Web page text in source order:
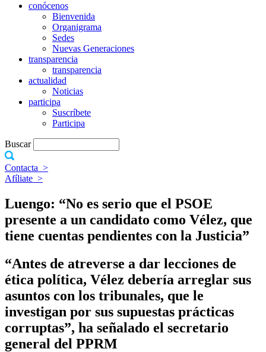
conócenos
Bienvenida
Organigrama
Sedes
Nuevas Generaciones
transparencia
transparencia
actualidad
Noticias
participa
Suscríbete
Participa
Buscar
Contacta >
Afíliate >
Luengo: “No es serio que el PSOE
presente a un candidato como Vélez, que
tiene cuentas pendientes con la Justicia”
“Antes de atreverse a dar lecciones de
ética política, Vélez debería arreglar sus
asuntos con los tribunales, que le
investigan por sus supuestas prácticas
corruptas”, ha señalado el secretario
general del PPRM